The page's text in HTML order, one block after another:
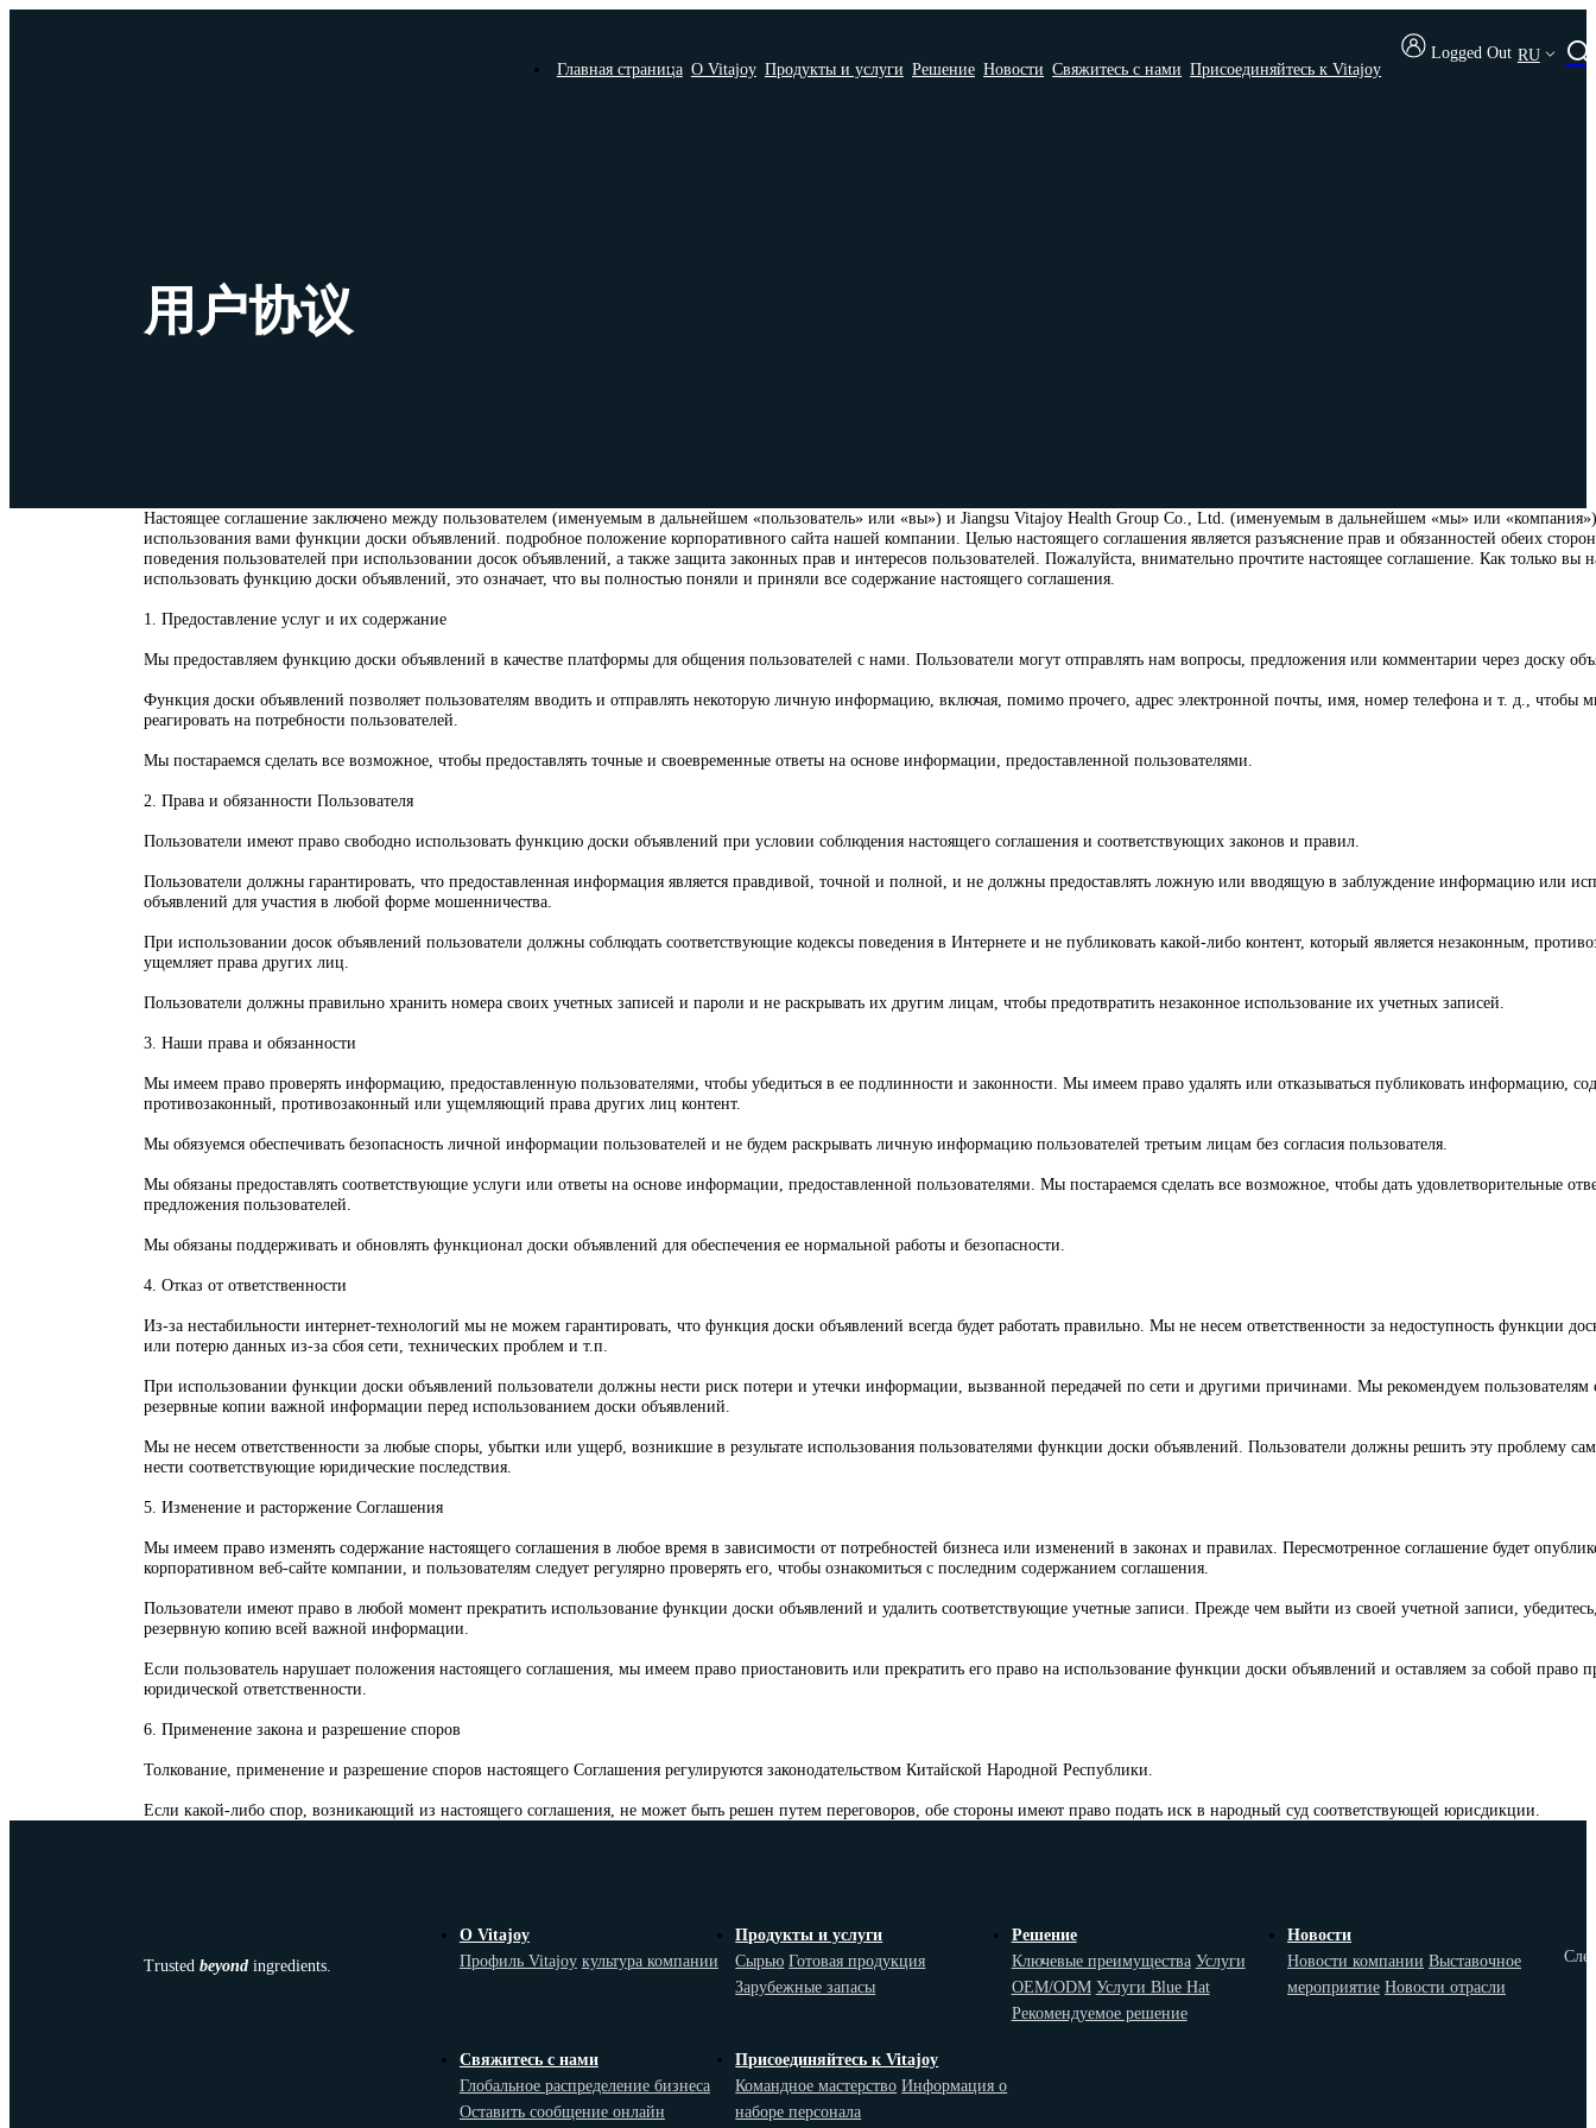
Главная страница О Vitajoy Продукты и услуги Решение Новости Свяжитесь с нами Присоединяйтесь к Vitajoy
Logged Out RU
用户协议
Настоящее соглашение заключено между пользователем (именуемым в дальнейшем «пользователь» или «вы») и Jiangsu Vitajoy Health Group Co., Ltd. (именуемым в дальнейшем «мы» или
использования вами функции доски объявлений. подробное положение корпоративного сайта нашей компании. Целью настоящего соглашения является разъяснение прав и обязанностей обеих
поведения пользователей при использовании досок объявлений, а также защита законных прав и интересов пользователей. Пожалуйста, внимательно прочтите настоящее соглашение. Как только вы
использовать функцию доски объявлений, это означает, что вы полностью поняли и приняли все содержание настоящего соглашения.
1. Предоставление услуг и их содержание
Мы предоставляем функцию доски объявлений в качестве платформы для общения пользователей с нами. Пользователи могут отправлять нам вопросы, предложения или комментарии через доску
Функция доски объявлений позволяет пользователям вводить и отправлять некоторую личную информацию, включая, помимо прочего, адрес электронной почты, имя, номер телефона и т. д., чтобы
реагировать на потребности пользователей.
Мы постараемся сделать все возможное, чтобы предоставлять точные и своевременные ответы на основе информации, предоставленной пользователями.
2. Права и обязанности Пользователя
Пользователи имеют право свободно использовать функцию доски объявлений при условии соблюдения настоящего соглашения и соответствующих законов и правил.
Пользователи должны гарантировать, что предоставленная информация является правдивой, точной и полной, и не должны предоставлять ложную или вводящую в заблуждение информацию или
объявлений для участия в любой форме мошенничества.
При использовании досок объявлений пользователи должны соблюдать соответствующие кодексы поведения в Интернете и не публиковать какой-либо контент, который является незаконным,
ущемляет права других лиц.
Пользователи должны правильно хранить номера своих учетных записей и пароли и не раскрывать их другим лицам, чтобы предотвратить незаконное использование их учетных записей.
3. Наши права и обязанности
Мы имеем право проверять информацию, предоставленную пользователями, чтобы убедиться в ее подлинности и законности. Мы имеем право удалять или отказываться публиковать информацию,
противозаконный, противозаконный или ущемляющий права других лиц контент.
Мы обязуемся обеспечивать безопасность личной информации пользователей и не будем раскрывать личную информацию пользователей третьим лицам без согласия пользователя.
Мы обязаны предоставлять соответствующие услуги или ответы на основе информации, предоставленной пользователями. Мы постараемся сделать все возможное, чтобы дать удовлетворительные
предложения пользователей.
Мы обязаны поддерживать и обновлять функционал доски объявлений для обеспечения ее нормальной работы и безопасности.
4. Отказ от ответственности
Из-за нестабильности интернет-технологий мы не можем гарантировать, что функция доски объявлений всегда будет работать правильно. Мы не несем ответственности за недоступность функции
или потерю данных из-за сбоя сети, технических проблем и т.п.
При использовании функции доски объявлений пользователи должны нести риск потери и утечки информации, вызванной передачей по сети и другими причинами. Мы рекомендуем пользователям
резервные копии важной информации перед использованием доски объявлений.
Мы не несем ответственности за любые споры, убытки или ущерб, возникшие в результате использования пользователями функции доски объявлений. Пользователи должны решить эту проблему
нести соответствующие юридические последствия.
5. Изменение и расторжение Соглашения
Мы имеем право изменять содержание настоящего соглашения в любое время в зависимости от потребностей бизнеса или изменений в законах и правилах. Пересмотренное соглашение будет
корпоративном веб-сайте компании, и пользователям следует регулярно проверять его, чтобы ознакомиться с последним содержанием соглашения.
Пользователи имеют право в любой момент прекратить использование функции доски объявлений и удалить соответствующие учетные записи. Прежде чем выйти из своей учетной записи,
резервную копию всей важной информации.
Если пользователь нарушает положения настоящего соглашения, мы имеем право приостановить или прекратить его право на использование функции доски объявлений и оставляем за собой право
юридической ответственности.
6. Применение закона и разрешение споров
Толкование, применение и разрешение споров настоящего Соглашения регулируются законодательством Китайской Народной Республики.
Если какой-либо спор, возникающий из настоящего соглашения, не может быть решен путем переговоров, обе стороны имеют право подать иск в народный суд соответствующей юрисдикции.
Trustedbeyond ingredients.
О Vitajoy
Профиль Vitajoy культура компании
Продукты и услуги
Cырью Готовая продукция
Зарубежные запасы
Решение
Ключевые преимущества Услуги
OEM/ODM Услуги Blue Hat
Рекомендуемое решение
Новости
Новости компании Выставочное
мероприятие Новости отрасли
Свяжитесь с нами
Глобальное распределение бизнеса
Оставить сообщение онлайн
Присоединяйтесь к Vitajoy
Командное мастерство Информация о
наборе персонала